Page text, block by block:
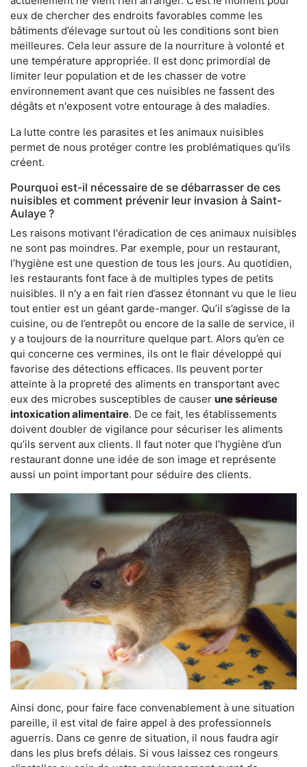
eux de chercher des endroits favorables comme les
bâtiments d’élevage surtout où les conditions sont bien
meilleures. Cela leur assure de la nourriture à volonté et
une température appropriée. Il est donc primordial de
limiter leur population et de les chasser de votre
environnement avant que ces nuisibles ne fassent des
dégâts et n'exposent votre entourage à des maladies.
La lutte contre les parasites et les animaux nuisibles
permet de nous protéger contre les problématiques qu'ils
créent.
Pourquoi est-il nécessaire de se débarrasser de ces
nuisibles et comment prévenir leur invasion à Saint-
Aulaye ?
Les raisons motivant l'éradication de ces animaux nuisibles
ne sont pas moindres. Par exemple, pour un restaurant,
l’hygiène est une question de tous les jours. Au quotidien,
les restaurants font face à de multiples types de petits
nuisibles. Il n’y a en fait rien d’assez étonnant vu que le lieu
tout entier est un géant garde-manger. Qu’il s’agisse de la
cuisine, ou de l’entrepôt ou encore de la salle de service, il
y a toujours de la nourriture quelque part. Alors qu’en ce
qui concerne ces vermines, ils ont le flair développé qui
favorise des détections efficaces. Ils peuvent porter
atteinte à la propreté des aliments en transportant avec
eux des microbes susceptibles de causer une sérieuse
intoxication alimentaire. De ce fait, les établissements
doivent doubler de vigilance pour sécuriser les aliments
qu’ils servent aux clients. Il faut noter que l’hygiène d’un
restaurant donne une idée de son image et représente
aussi un point important pour séduire des clients.
Ainsi donc, pour faire face convenablement à une situation
pareille, il est vital de faire appel à des professionnels
aguerris. Dans ce genre de situation, il nous faudra agir
dans les plus brefs délais. Si vous laissez ces rongeurs